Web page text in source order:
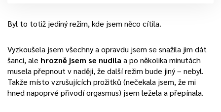
Byl to totiž jediný režim, kde jsem něco cítila.
Vyzkoušela jsem všechny a opravdu jsem se snažila jim dát
šanci, ale hrozně jsem se nudila a po několika minutách
musela přepnout v naději, že další režim bude jiný – nebyl.
Takže místo vzrušujících prožitků (nečekala jsem, že mi
hned napoprvé přivodí orgasmus) jsem ležela a přepínala.